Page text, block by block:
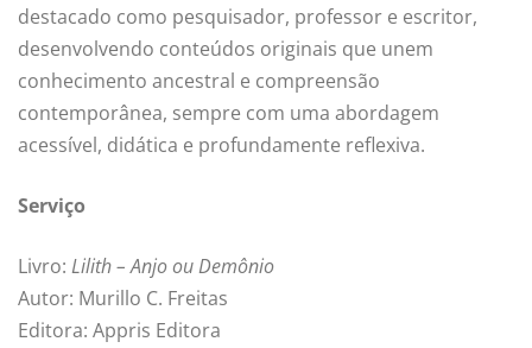
destacado como pesquisador, professor e escritor,
desenvolvendo conteúdos originais que unem
conhecimento ancestral e compreensão
contemporânea, sempre com uma abordagem
acessível, didática e profundamente reflexiva.
Serviço
Livro: Lilith – Anjo ou Demônio
Autor: Murillo C. Freitas
Editora: Appris Editora